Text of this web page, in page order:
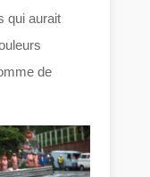
qui aurait
de